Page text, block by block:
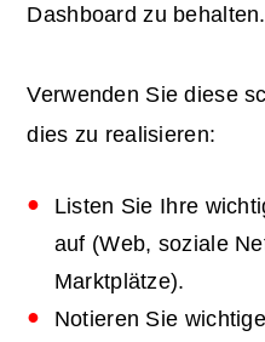
Dashboard zu behalten.
Verwenden Sie diese
dies zu realisieren:
Listen Sie Ihre
auf (Web, soziale
Marktplätze).
Notieren Sie